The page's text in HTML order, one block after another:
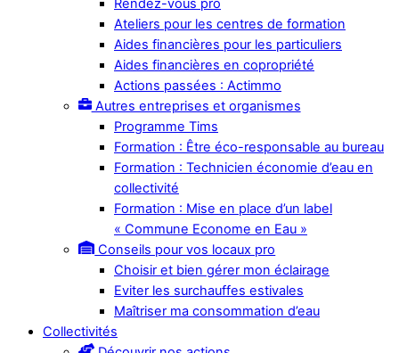
Ateliers pour les centres de formation
Aides financières pour les particuliers
Aides financières en copropriété
Actions passées : Actimmo
Autres entreprises et organismes
Programme Tims
Formation : Être éco-responsable au bureau
Formation : Technicien économie d’eau en
collectivité
Formation : Mise en place d’un label
« Commune Econome en Eau »
Conseils pour vos locaux pro
Choisir et bien gérer mon éclairage
Eviter les surchauffes estivales
Maîtriser ma consommation d’eau
Collectivités